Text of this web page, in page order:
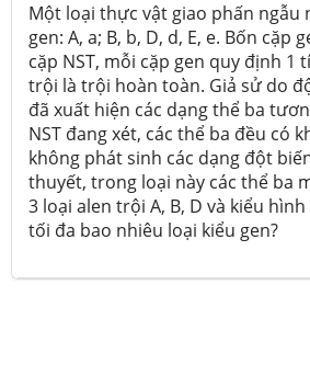
Một loại thực vật giao phấn ngẫu
gen: A, a; B, b, D, d, E, e. Bốn cặp
cặp NST, mỗi cặp gen quy định 1
trội là trội hoàn toàn. Giả sử do
đã xuất hiện các dạng thể ba
NST đang xét, các thể ba đều có
không phát sinh các dạng đột
thuyết, trong loại này các thể ba
3 loại alen trội A, B, D và kiểu
tối đa bao nhiêu loại kiểu gen?